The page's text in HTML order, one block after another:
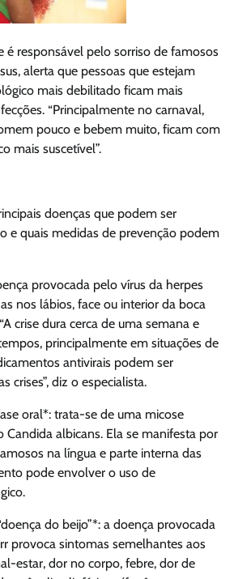
é responsável pelo sorriso de famosos
alerta que pessoas que estejam
mais debilitado ficam mais
“Principalmente no carnaval,
pouco e bebem muito, ficam com
mais suscetível”.
doenças que podem ser
e quais medidas de prevenção podem
provocada pelo vírus da herpes
nos lábios, face ou interior da boca
crise dura cerca de uma semana e
principalmente em situações de
antivirais podem ser
crises”, diz o especialista.
oral*: trata-se de uma micose
Candida albicans. Ela se manifesta por
na língua e parte interna das
pode envolver o uso de
do beijo”*: a doença provocada
provoca sintomas semelhantes aos
estar, dor no corpo, febre, dor de